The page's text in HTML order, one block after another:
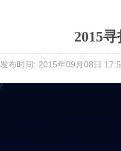
2015
发布时间: 2015年09月08日